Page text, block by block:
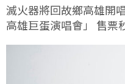
滅火器將回故鄉高雄開
高雄巨蛋演唱會」 售票